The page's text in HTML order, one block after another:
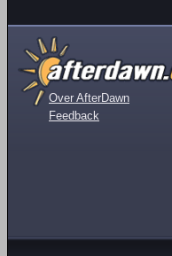
Over AfterDawn
Feedback